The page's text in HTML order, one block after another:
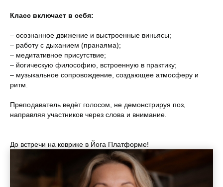
Класс включает в себя:
– осознанное движение и выстроенные виньясы;
– работу с дыханием (пранаяма);
– медитативное присутствие;
– йогическую философию, встроенную в практику;
– музыкальное сопровождение, создающее атмосферу и
ритм.
Преподаватель ведёт голосом, не демонстрируя поз,
направляя участников через слова и внимание.
До встречи на коврике в Йога Платформе!